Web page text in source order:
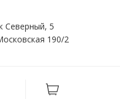
Северный, 5
190/2